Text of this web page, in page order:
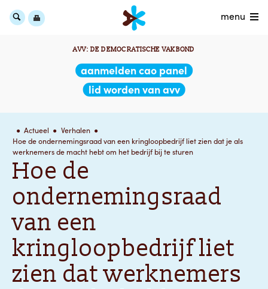
aanmelden cao panel
lid worden van avv
menu
AVV: DE DEMOCRATISCHE VAKBOND
Actueel
Verhalen
Hoe de ondernemingsraad van een kringloopbedrijf liet zien dat je als
werknemers de macht hebt om het bedrijf bij te sturen
Hoe de
ondernemingsraad
van een
kringloopbedrijf liet
zien dat werknemers